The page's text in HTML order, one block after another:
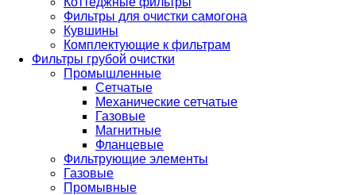
Фильтры для очистки самогона
Кувшины
Комплектующие к фильтрам
Фильтры грубой очистки
Промышленные
Сетчатые
Механические сетчатые
Газовые
Магнитные
Фланцевые
Фильтрующие элементы
Газовые
Промывные